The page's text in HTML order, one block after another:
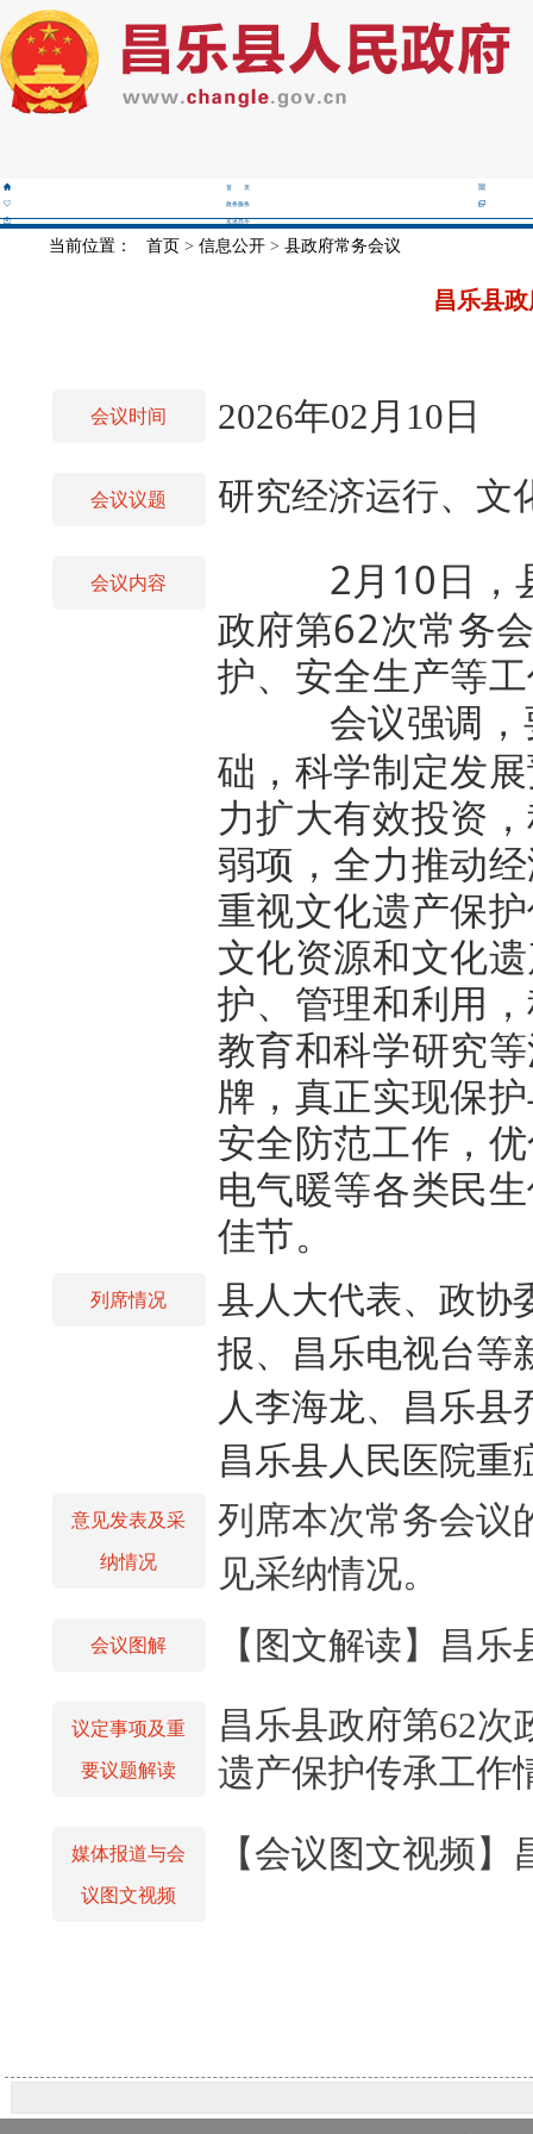
首 页
政务服务
走进昌乐
当前位置： 首页 > 信息公开> 县政府常务会议
昌乐县
会议时间 2026年02月10日
会议议题 研究经济运行、文
会议内容 2月 10日，
政府第62次常务
护、安全生产等
会议强调
础，科学制定发
力扩大有效投资
弱项，全力推动
重视文化遗产保
文化资源和文化
护、管理和利用
教育和科学研究
牌，真正实现保
安全防范工作，
电气暖等各类民
佳节。
列席情况
县人大代表、政协
报、昌乐电视台等
人李海龙、昌乐县
昌乐县人民医院重
意见发表及采
纳情况
列席本次常务会议
见采纳情况。
会议图解 【图文解读】昌
议定事项及重
要议题解读
昌乐县政府第62次
遗产保护传承工作
媒体报道与会
议图文视频
【会议图文视频